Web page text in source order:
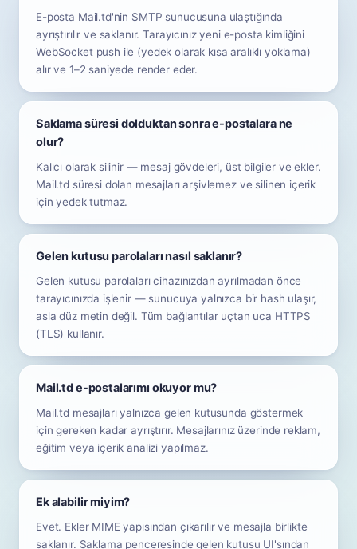
E-posta Mail.td'nin SMTP sunucusuna ulaştığında
ayrıştırılır ve saklanır. Tarayıcınız yeni e-posta kimliğini
WebSocket push ile (yedek olarak kısa aralıklı yoklama)
alır ve 1–2 saniyede render eder.
Saklama süresi dolduktan sonra e-postalara ne
olur?
Kalıcı olarak silinir — mesaj gövdeleri, üst bilgiler ve ekler.
Mail.td süresi dolan mesajları arşivlemez ve silinen içerik
için yedek tutmaz.
Gelen kutusu parolaları nasıl saklanır?
Gelen kutusu parolaları cihazınızdan ayrılmadan önce
tarayıcınızda işlenir — sunucuya yalnızca bir hash ulaşır,
asla düz metin değil. Tüm bağlantılar uçtan uca HTTPS
(TLS) kullanır.
Mail.td e-postalarımı okuyor mu?
Mail.td mesajları yalnızca gelen kutusunda göstermek
için gereken kadar ayrıştırır. Mesajlarınız üzerinde reklam,
eğitim veya içerik analizi yapılmaz.
Ek alabilir miyim?
Evet. Ekler MIME yapısından çıkarılır ve mesajla birlikte
saklanır. Saklama penceresinde gelen kutusu UI'sından